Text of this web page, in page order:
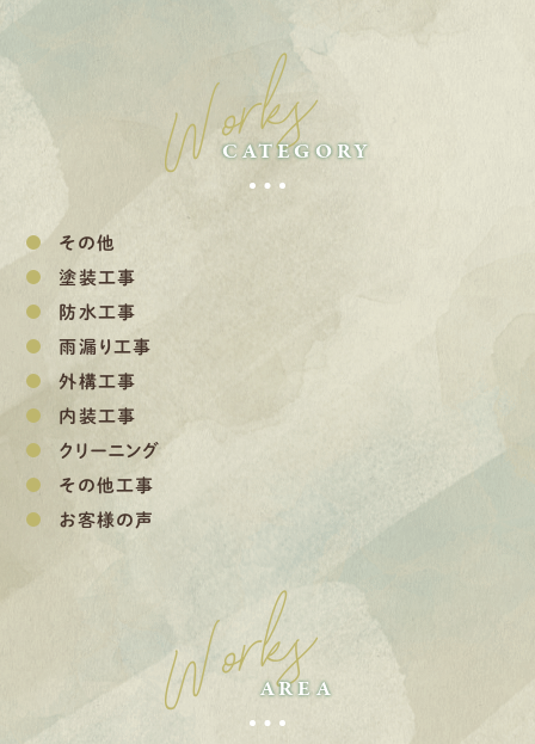
Works
CATEGORY
その他
塗装工事
防水工事
雨漏り工事
外構工事
内装工事
クリーニング
その他工事
お客様の声
Works
AREA